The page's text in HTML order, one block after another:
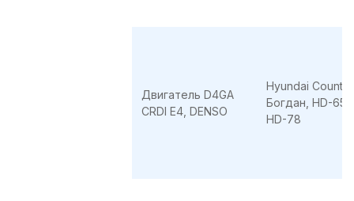
Двигатель D4GA
CRDI E4, DENSO
Hyundai County,
Богдан, HD-65,
HD-78